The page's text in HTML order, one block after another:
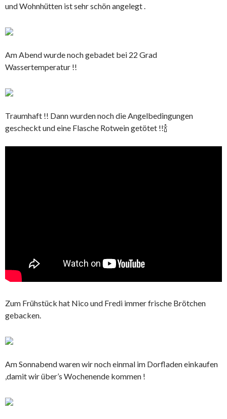
und Wohnhütten ist sehr schön angelegt .
Am Abend wurde noch gebadet bei 22 Grad
Wassertemperatur !!
Traumhaft !! Dann wurden noch die Angelbedingungen
gescheckt und eine Flasche Rotwein getötet !!🍾
Zum Frühstück hat Nico und Fredi immer frische Brötchen
gebacken.
Am Sonnabend waren wir noch einmal im Dorfladen einkaufen
,damit wir über’s Wochenende kommen !